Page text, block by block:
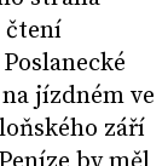
čtení
jízdném ve
září